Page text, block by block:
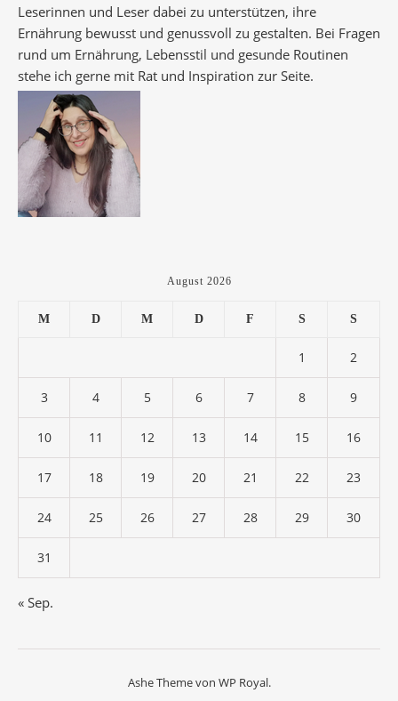
Leserinnen und Leser dabei zu unterstützen, ihre
Ernährung bewusst und genussvoll zu gestalten. Bei Fragen
rund um Ernährung, Lebensstil und gesunde Routinen
stehe ich gerne mit Rat und Inspiration zur Seite.
August 2026
M D M D F S S
1 2
3 4 5 6 7 8 9
10 11 12 13 14 15 16
17 18 19 20 21 22 23
24 25 26 27 28 29 30
31
« Sep.
Ashe Theme von WP Royal.